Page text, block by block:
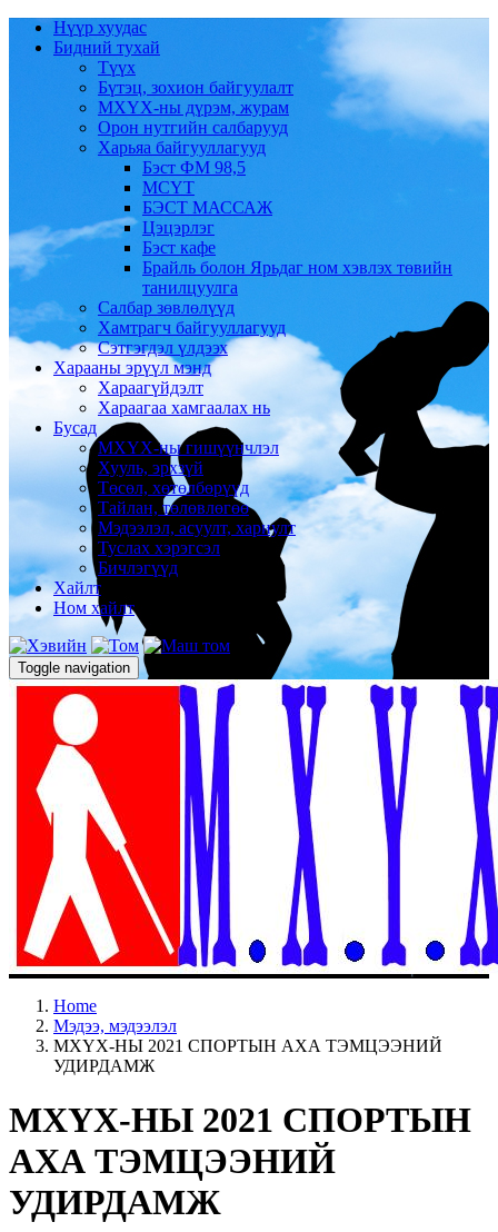
Нүүр хуудас
Бидний тухай
Түүх
Бүтэц, зохион байгуулалт
МХҮХ-ны дүрэм, журам
Орон нутгийн салбарууд
Харьяа байгууллагууд
Бэст ФМ 98,5
МСҮТ
БЭСТ МАССАЖ
Цэцэрлэг
Бэст кафе
Брайль болон Ярьдаг ном хэвлэх төвийн
танилцуулга
Салбар зөвлөлүүд
Хамтрагч байгууллагууд
Сэтгэгдэл үлдээх
Харааны эрүүл мэнд
Хараагүйдэлт
Хараагаа хамгаалах нь
Бусад
МХҮХ-ны гишүүнчлэл
Хууль, эрхзүй
Төсөл, хөтөлбөрүүд
Тайлан, төлөвлөгөө
Мэдээлэл, асуулт, хариулт
Туслах хэрэгсэл
Бичлэгүүд
Хайлт
Ном хайлт
Toggle navigation
Home
Мэдээ, мэдээлэл
МХҮХ-НЫ 2021 СПОРТЫН АХА ТЭМЦЭЭНИЙ
УДИРДАМЖ
МХҮХ-НЫ 2021 СПОРТЫН
АХА ТЭМЦЭЭНИЙ
УДИРДАМЖ